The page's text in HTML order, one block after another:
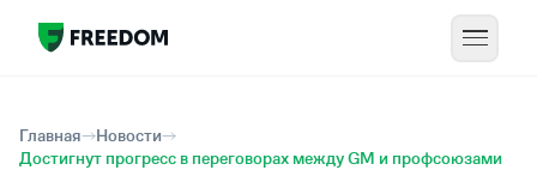
Главная
Новости
Достигнут прогресс в переговорах между GM и профсоюзами